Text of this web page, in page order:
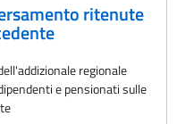
ritenute
regionale
e pensionati sulle